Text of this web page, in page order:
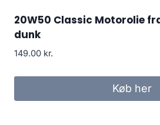
20W50 Classic Motorolie
dunk
149.00 kr.
Køb her